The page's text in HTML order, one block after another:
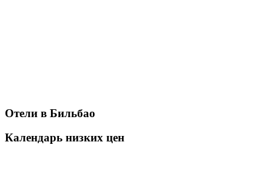
Отели в Бильбао
Календарь низких цен